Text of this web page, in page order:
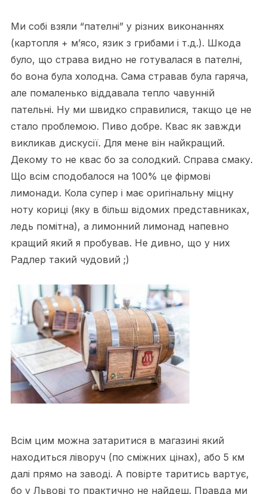
Ми собі взяли “пателні” у різних виконаннях
(картопля + м’ясо, язик з грибами і т.д.). Шкода
було, що страва видно не готувалася в пателні,
бо вона була холодна. Сама стравав була гаряча,
але помаленько віддавала тепло чавунній
пательні. Ну ми швидко справилися, такщо це не
стало проблемою. Пиво добре. Квас як завжди
викликав дискусії. Для мене він найкращий.
Декому то не квас бо за солодкий. Справа смаку.
Що всім сподобалося на 100% це фірмові
лимонади. Кола супер і має оригінальну міцну
ноту кориці (яку в більш відомих представниках,
ледь помітна), а лимонний лимонад напевно
кращий який я пробував. Не дивно, що у них
Радлер такий чудовий ;)
Всім цим можна затаритися в магазині який
находиться ліворуч (по сміжних цінах), або 5 км
далі прямо на заводі. А повірте таритись вартує,
бо у Львові то практично не найдеш. Правда ми